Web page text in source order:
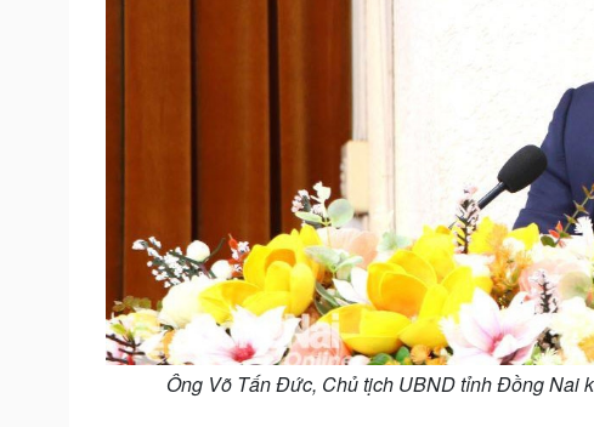
Ông Võ Tấn Đức, Chủ tịch UBND tỉnh Đồng Nai